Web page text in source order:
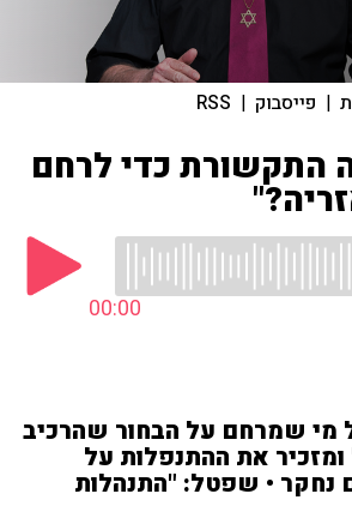
| פייסבוק |
RSS
התקשורת כדי לרחם
00:00
מי שמרחם על הבחור שהרכיב
את ההתנפלות על
נחקר • שפטל: "התנהלות